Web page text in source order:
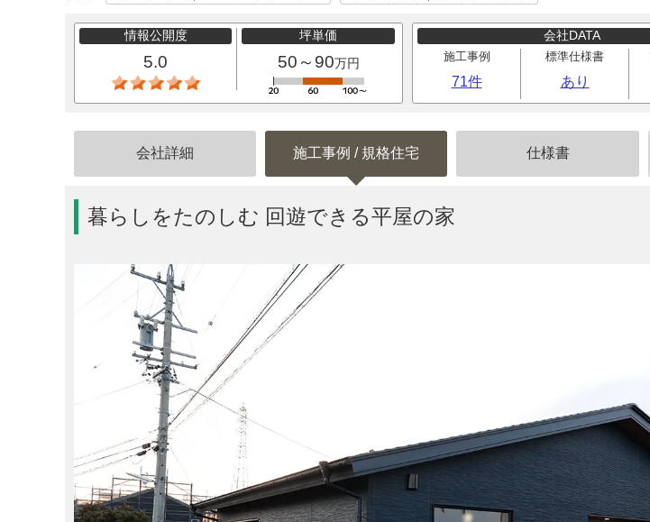
情報公開度
5.0
坪単価
50～90万円
会社DATA
施工事例
71件
標準仕様書
あり
会社詳細 施工事例 / 規格住宅 仕様書
暮らしをたのしむ 回遊できる平屋の家